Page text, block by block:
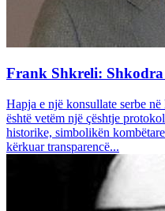
Frank Shkreli:
Hapja e një konsullate serbe
është vetëm një çështje
historike, simbolikën
kërkuar transparencë...